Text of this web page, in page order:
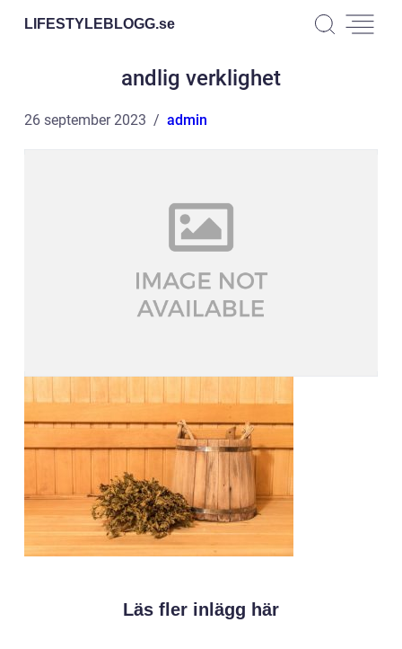
LIFESTYLEBLOGG.se
andlig verklighet
26 september 2023 admin
Läs fler inlägg här